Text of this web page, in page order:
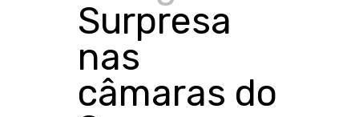
Surpresa
nas
câmaras do